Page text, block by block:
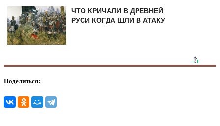
ЧТО КРИЧАЛИ В ДРЕВНЕЙ
РУСИ КОГДА ШЛИ В АТАКУ
Поделиться: